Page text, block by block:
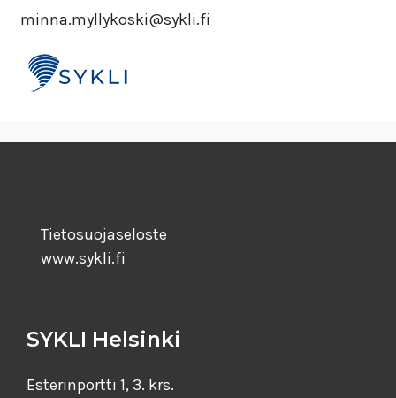
minna.myllykoski@sykli.fi
Tietosuojaseloste
www.sykli.fi
SYKLI Helsinki
Esterinportti 1, 3. krs.